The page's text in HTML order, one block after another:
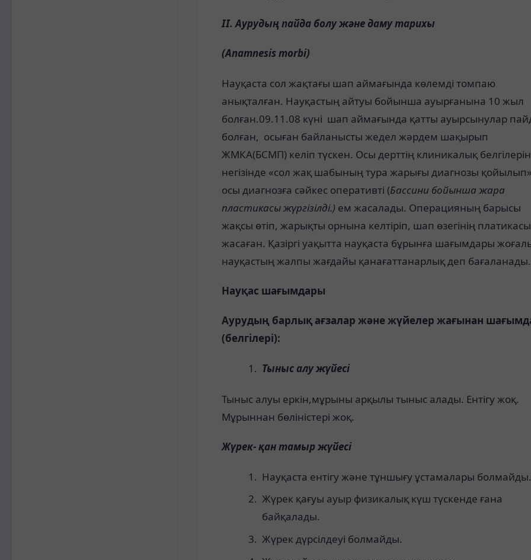
ІІ. Аурудың пайда болу және даму тарихы
(Anamnesis morbi)
Науқаста сол жақтағы шап аймағында көлемді томпаю
анықталған. Науқастың айтуы бойынша ауырғанына 10 жыл
болған.09.11.08 күні шап аймағында қатты ауырсынулар
болған, осыған байланысты жедел жәрдем шақырып
ЖМКА(БСМП) келіп түскен. Осы дерттің клиникалық
негізінде «сол жақ шабының тура жарығы диагнозы
осы диагнозға сәйкес оперативті (Бассини бойынша жара
пластикасы жүргізілді.) ем жасалады. Операцияның барысы
жақсы өтіп, жарықты орнына келтіріп, шап өзегінің
жасаған. Қазіргі уақытта науқаста бұрынға шағымдары
науқастың жалпы жағдайы қанағаттанарлық деп бағаланады.
Науқас шағымдары
Аурудың барлық ағзалар және жүйелер жағынан
(белгілері):
Тыныс алу жүйесі
Тыныс алуы еркін,мұрыны арқылы тыныс алады. Ентігу жоқ.
Мұрыннан бөліністері жоқ.
Жүрек- қан тамыр жүйесі
Науқаста ентігу және тұншығу ұстамалары
Жүрек қағуы ауыр физикалық күш түскенде ғана
байқалады.
Жүрек дүрсілдеуі болмайды.